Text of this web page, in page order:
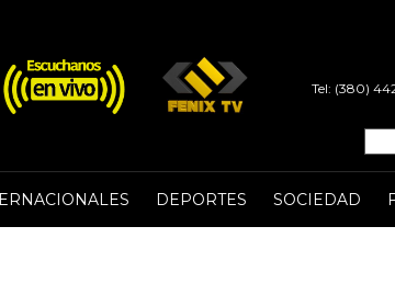
Tel: (380)
DEPORTES SOCIEDAD